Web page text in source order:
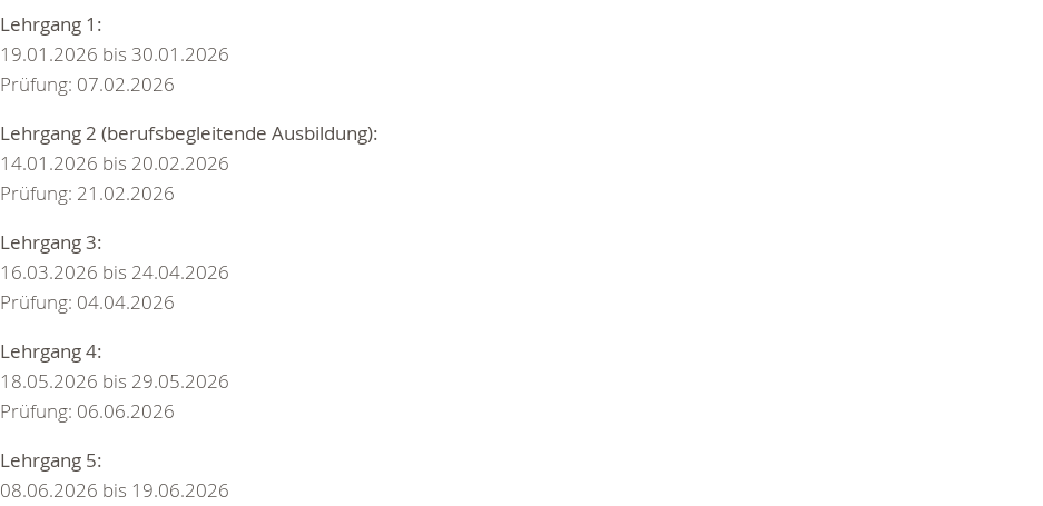
Lehrgang 1:
19.01.2026 bis 30.01.2026
Prüfung: 07.02.2026
Lehrgang 2 (berufsbegleitende Ausbildung):
14.01.2026 bis 20.02.2026
Prüfung: 21.02.2026
Lehrgang 3:
16.03.2026 bis 24.04.2026
Prüfung: 04.04.2026
Lehrgang 4:
18.05.2026 bis 29.05.2026
Prüfung: 06.06.2026
Lehrgang 5:
08.06.2026 bis 19.06.2026